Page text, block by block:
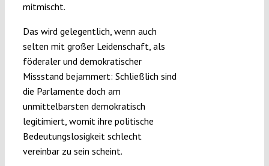
mitmischt.
Das wird gelegentlich, wenn auch
selten mit großer Leidenschaft, als
föderaler und demokratischer
Missstand bejammert: Schließlich sind
die Parlamente doch am
unmittelbarsten demokratisch
legitimiert, womit ihre politische
Bedeutungslosigkeit schlecht
vereinbar zu sein scheint.